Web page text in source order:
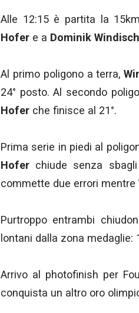
Alle 12:15 è partita la
Hofer e a Dominik Windisch
Al primo poligono a terra,
24° posto. Al secondo
Hofer che finisce al 21°.
Prima serie in piedi al
Hofer chiude senza
commette due errori mentre
Purtroppo entrambi
lontani dalla zona medaglie:
Arrivo al photofinish per
conquista un altro oro